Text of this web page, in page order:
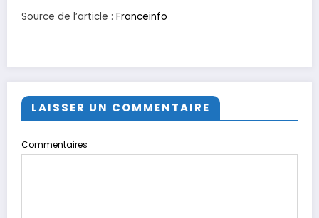
Source de l’article : Franceinfo
LAISSER UN COMMENTAIRE
Commentaires